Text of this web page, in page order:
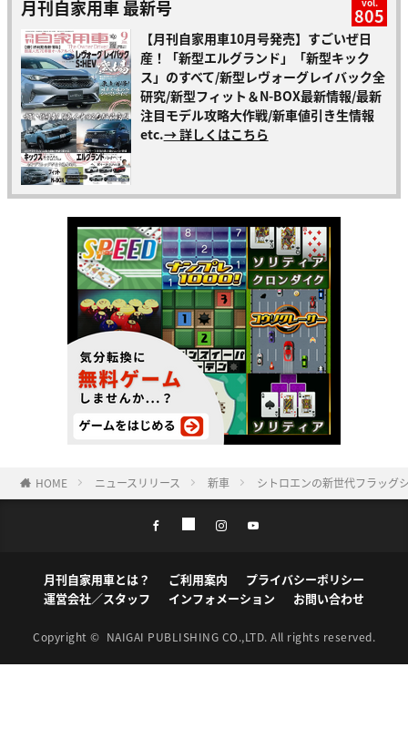
月刊自家用車 最新号 805
【月刊自家用車10月号発売】すごいぜ日
産！「新型エルグランド」「新型キック
ス」のすべて/新型レヴォーグレイバック全
研究/新型フィット＆N-BOX最新情報/最新
注目モデル攻略大作戦/新車値引き生情報
etc.→ 詳しくはこちら
HOME ニュースリリース 新車 シトロエンの新世代フラッグ
月刊自家用車とは？ ご利用案内
プライバシーポリシー
運営会社／スタッフ
インフォメーション お問い合わせ
Copyright © NAIGAI PUBLISHING CO.,LTD. All rights reserved.